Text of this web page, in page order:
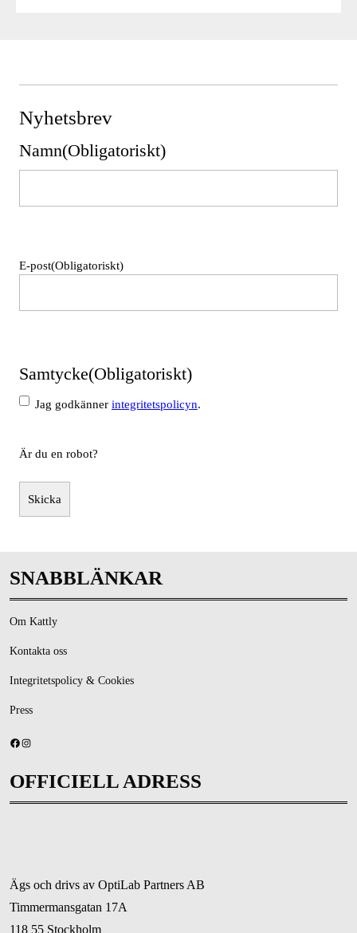
Nyhetsbrev
Namn(Obligatoriskt)
E-post(Obligatoriskt)
Samtycke(Obligatoriskt)
Jag godkänner integritetspolicyn.
Är du en robot?
Skicka
SNABBLÄNKAR
Om Kattly
Kontakta oss
Integritetspolicy & Cookies
Press
Facebook
Instagram
OFFICIELL ADRESS
Ägs och drivs av OptiLab Partners AB
Timmermansgatan 17A
118 55 Stockholm